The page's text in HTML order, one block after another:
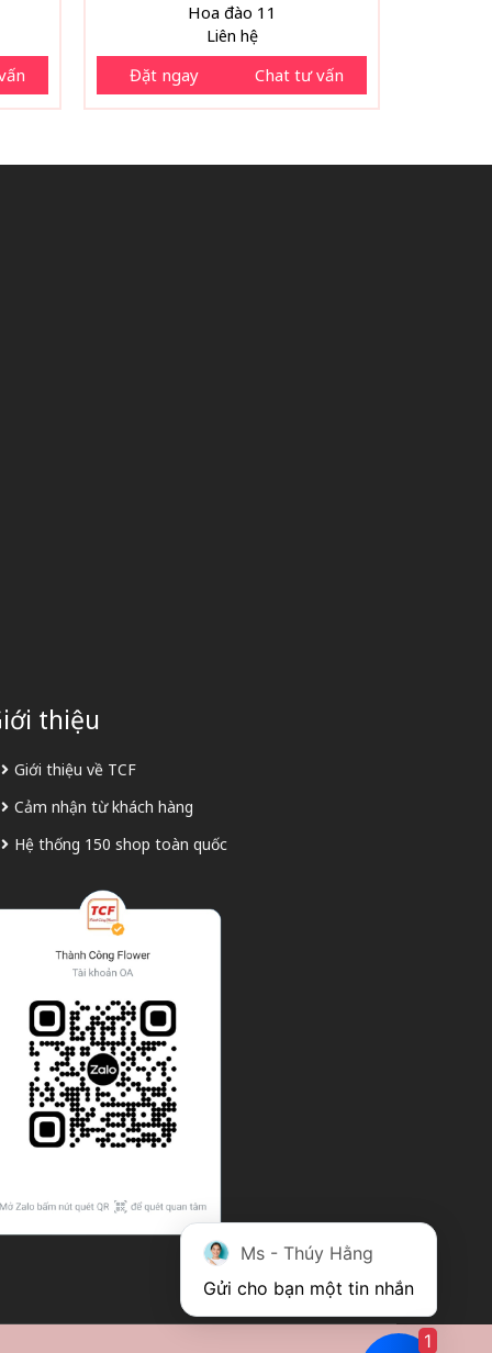
Hoa đào 11
Liên hệ
Đặt ngay Chat tư vấn
thiệu
Giới thiệu về TCF
Cảm nhận từ khách hàng
Hệ thống 150 shop toàn quốc
Ms - Thúy Hằng
Gửi cho bạn một tin nhắn
1